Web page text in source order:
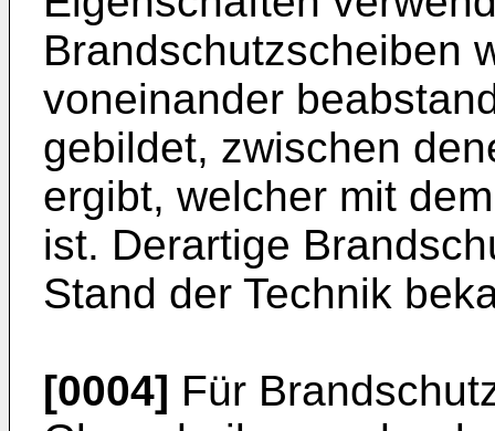
Brandschutzscheiben
voneinander
gebildet, zwischen
ergibt, welcher mit
ist. Derartige
Stand der Technik
[0004] Für